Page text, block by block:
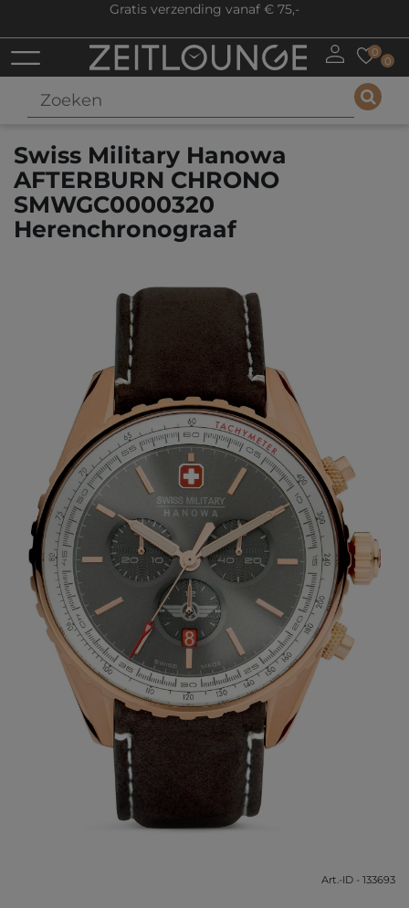
Gratis verzending vanaf € 75,-
0
0
Swiss Military Hanowa
AFTERBURN CHRONO
SMWGC0000320
Herenchronograaf
Art.-ID - 133693